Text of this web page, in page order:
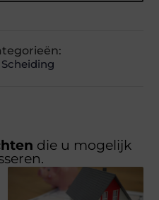
Scheiding
die u mogelijk